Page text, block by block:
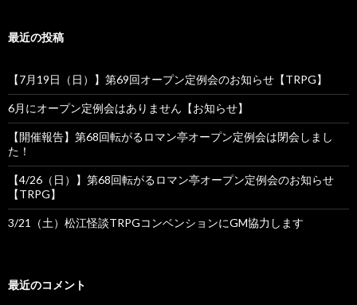
最近の投稿
【7月19日（日）】第69回オープン定例会のお知らせ【TRPG】
6月にオープン定例会はありません【お知らせ】
【開催報告】第68回転がるロマン亭オープン定例会は閉会しまし
た！
【4/26（日）】第68回転がるロマン亭オープン定例会のお知らせ
【TRPG】
3/21（土）松江怪談TRPGコンベンションにGM協力します
最近のコメント